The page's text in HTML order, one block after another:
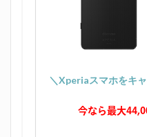
＼Xperiaスマホをキ
今なら最大